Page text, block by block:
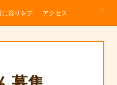
に彩りをプロジェクト
アクセス